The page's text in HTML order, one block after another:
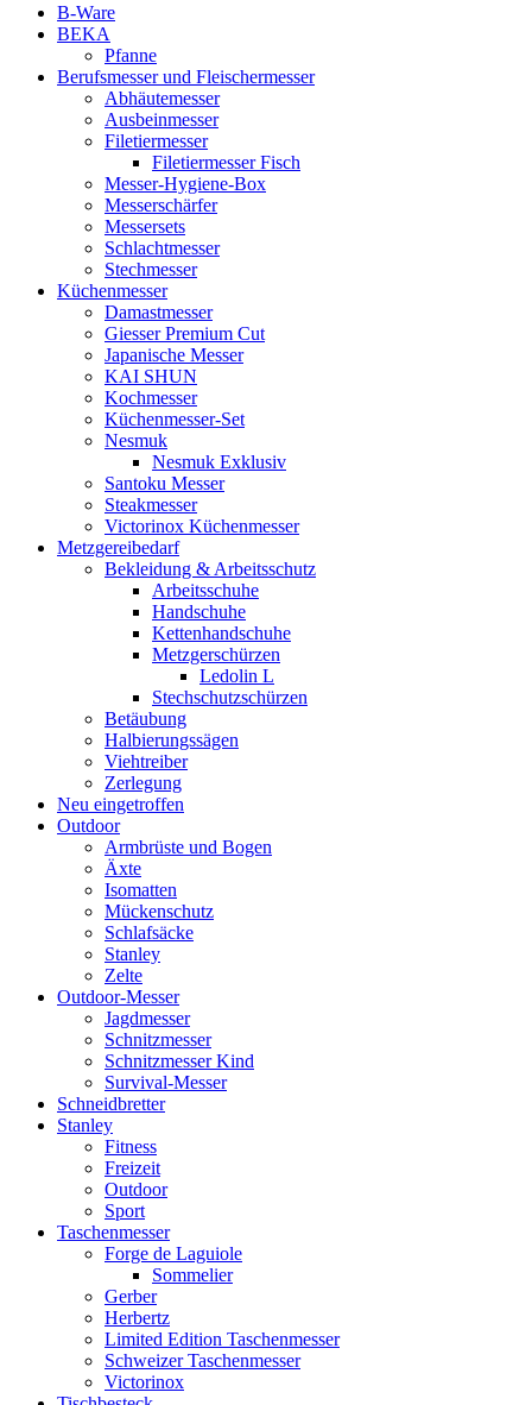
B-Ware
BEKA
Pfanne
Berufsmesser und Fleischermesser
Abhäutemesser
Ausbeinmesser
Filetiermesser
Filetiermesser Fisch
Messer-Hygiene-Box
Messerschärfer
Messersets
Schlachtmesser
Stechmesser
Küchenmesser
Damastmesser
Giesser Premium Cut
Japanische Messer
KAI SHUN
Kochmesser
Küchenmesser-Set
Nesmuk
Nesmuk Exklusiv
Santoku Messer
Steakmesser
Victorinox Küchenmesser
Metzgereibedarf
Bekleidung & Arbeitsschutz
Arbeitsschuhe
Handschuhe
Kettenhandschuhe
Metzgerschürzen
Ledolin L
Stechschutzschürzen
Betäubung
Halbierungssägen
Viehtreiber
Zerlegung
Neu eingetroffen
Outdoor
Armbrüste und Bogen
Äxte
Isomatten
Mückenschutz
Schlafsäcke
Stanley
Zelte
Outdoor-Messer
Jagdmesser
Schnitzmesser
Schnitzmesser Kind
Survival-Messer
Schneidbretter
Stanley
Fitness
Freizeit
Outdoor
Sport
Taschenmesser
Forge de Laguiole
Sommelier
Gerber
Herbertz
Limited Edition Taschenmesser
Schweizer Taschenmesser
Victorinox